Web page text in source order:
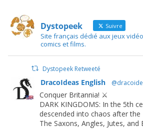
Dystopeek Suivre
Site français dédié aux jeux
comics et films.
Dystopeek Retweeté
DracoIdeas English
Conquer Britannia! ⚔️
DARK KINGDOMS: In the 5th
descended into chaos after the
The Saxons, Angles, Jutes,